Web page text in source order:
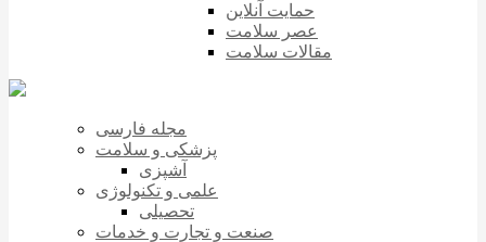
حمایت آنلاین
عصر سلامت
مقالات سلامت
مجله فارسی
پزشکی و سلامت
آشپزی
علمی و تکنولوژی
تحصیلی
صنعت و تجارت و خدمات